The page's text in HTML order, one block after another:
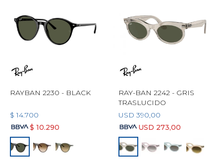
RAYBAN 2230 - BLACK
$ 14.700
$ 10.290
RAY-BAN 2242 - GRIS
TRASLUCIDO
USD 390,00
USD 273,00